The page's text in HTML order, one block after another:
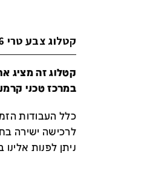
קטלוג צבע טרי 2026
במרכז טכני
כלל העבודות
לרכישה ישירה
ניתן לפנות אלינו